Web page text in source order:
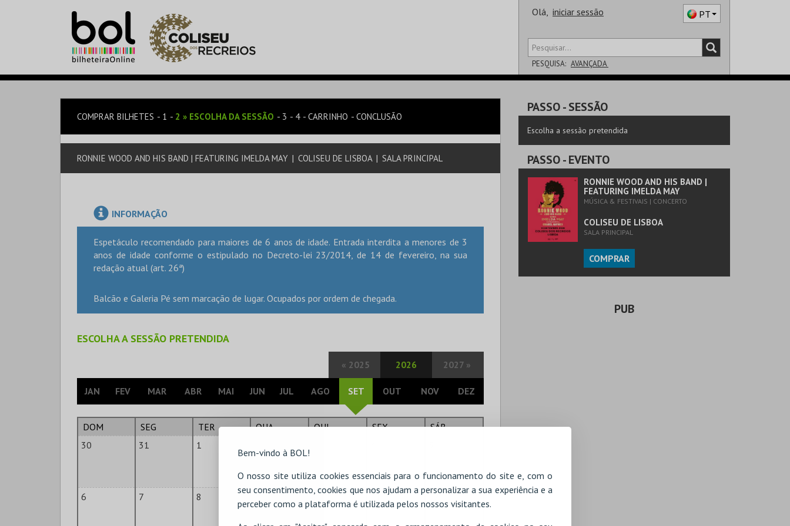
Bem-vindo à BOL!
O nosso site utiliza cookies essenciais para o funcionamento do site e, com o
seu consentimento, cookies que nos ajudam a personalizar a sua experiência e a
perceber como a plataforma é utilizada pelos nossos visitantes.
Olá, iniciar sessão PT
PESQUISA: AVANÇADA
COMPRAR BILHETES 1 2 » ESCOLHA DA SESSÃO 3 4 CARRINHO CONCLUSÃO
RONNIE WOOD AND HIS BAND | FEATURING IMELDA MAY | COLISEU DE LISBOA | SALA PRINCIPAL
INFORMAÇÃO
Espetáculo recomendado para maiores de 6 anos de idade. Entrada interdita a menores de 3
anos de idade conforme o estipulado no Decreto-lei 23/2014, de 14 de fevereiro, na sua
redação atual (art. 26ª)
Balcão e Galeria Pé sem marcação de lugar. Ocupados por ordem de chegada.
ESCOLHA A SESSÃO PRETENDIDA
« 2025 2026 2027 »
JAN FEV MAR ABR MAI JUN JUL AGO SET OUT NOV DEZ
DOM SEG TER QUA QUI SEX
SÁB
30
31 1
6 7 8 9 10 11 12
PASSO- SESSÃO
Escolha a sessão pretendida
PASSO- EVENTO
RONNIE WOOD AND HIS BAND |
FEATURING IMELDA MAY
MÚSICA & FESTIVAIS | CONCERTO
COLISEU DE LISBOA
SALA PRINCIPAL
COMPRAR
PUB